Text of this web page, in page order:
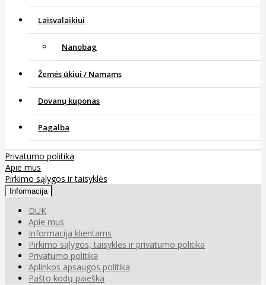
Laisvalaikiui
Nanobag
Žemės ūkiui / Namams
Dovanų kuponas
Pagalba
Privatumo politika
Apie mus
Pirkimo sąlygos ir taisyklės
Informacija
DUK
Apie mus
Informacija klientams
Pirkimo sąlygos, taisyklės ir privatumo politika
Privatumo politika
Aplinkos apsaugos politika
Pašto kodų paieška